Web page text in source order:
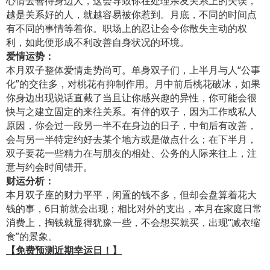
越是关系好的人，就越容易被你惹到。月底，不同的时间点
有不同的事情等着你。职场上的忍让会令你散失主动的权
利，如此便形成不利改善自身状况的环境。
爱情运势：
本月双子整体爱情走势尚可。单身双子们，上半月与人“公事
化”的交往多，对桃花有抑制作用。月中前后桃花破冰，如果
你身边出现说话直截了当且让你感兴趣的异性，你可能会很
快与之建立固定的来往关系。有伴的双子，因为工作或私人
原因，你会过一段另一半不在身边的日子，中旬后有改善，
会与另一半特定约好去某个地方或是做点什么；在下半月，
双子要花一些精力在与朋友的相处、公务的人际来往上，注
意与约会时间错开。
财运分析：
本月双子座的财力平平，闲置的钱不多，但却会盘算着花大
钱的事，6日前就会出现；相比对外的支出，本月在家庭日常
消费上，掏钱就显得犹豫一些，不会想买就买，出现“减衣缩
食”的景象。
【免费预测近期幸运日！】